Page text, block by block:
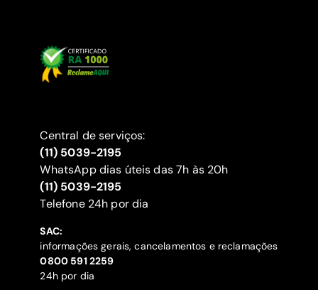
Central de serviços:
(11) 5039-2195
WhatsApp dias úteis das 7h às 20h
(11) 5039-2195
‍Telefone 24h por dia
SAC:
informações gerais, cancelamentos e reclamações
‍0800 591 2259
24h por dia